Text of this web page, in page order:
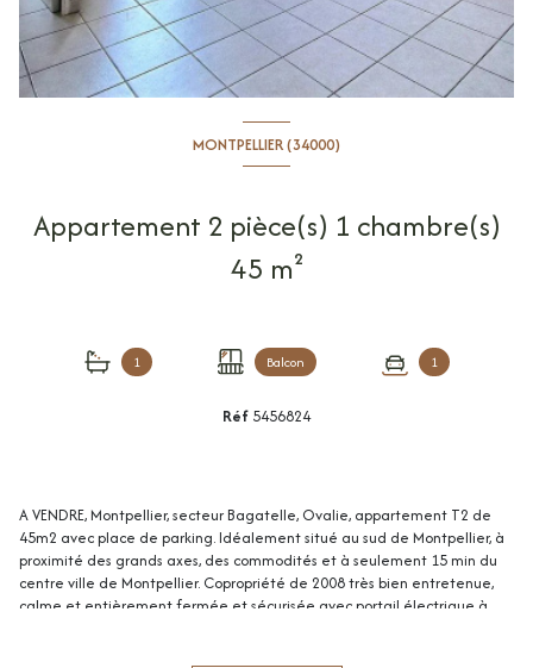
MONTPELLIER (34000)
Appartement 2 pièce(s) 1 chambre(s)
45 m²
1 Balcon 1
Réf 5456824
A VENDRE, Montpellier, secteur Bagatelle, Ovalie, appartement T2 de
45m2 avec place de parking. Idéalement situé au sud de Montpellier, à
proximité des grands axes, des commodités et à seulement 15 min du
centre ville de Montpellier. Copropriété de 2008 très bien entretenue,
calme et entièrement fermée et sécurisée avec portail électrique à